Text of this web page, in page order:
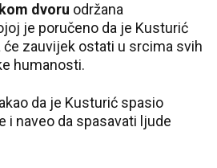
dvoru održana
je poručeno da je Kusturić
će zauvijek ostati u srcima svih
humanosti.
da je Kusturić spasio
i naveo da spasavati ljude